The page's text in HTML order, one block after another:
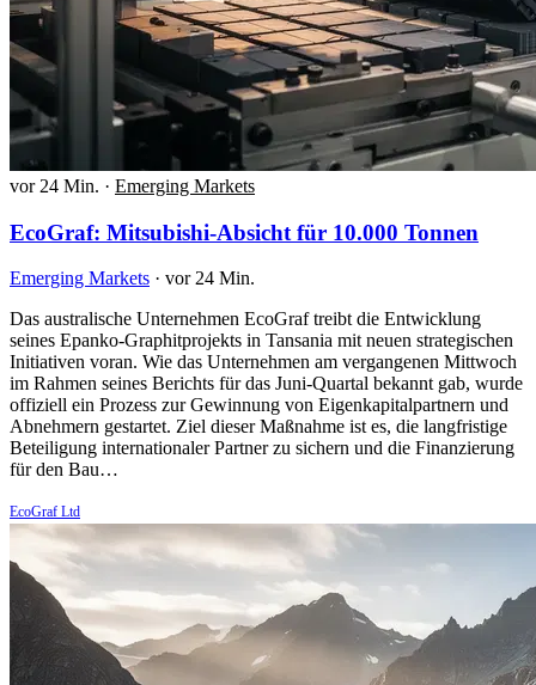
vor 24 Min. · Emerging Markets
EcoGraf: Mitsubishi-Absicht für 10.000 Tonnen
Emerging Markets · vor 24 Min.
Das australische Unternehmen EcoGraf treibt die Entwicklung
seines Epanko-Graphitprojekts in Tansania mit neuen strategischen
Initiativen voran. Wie das Unternehmen am vergangenen Mittwoch
im Rahmen seines Berichts für das Juni-Quartal bekannt gab, wurde
offiziell ein Prozess zur Gewinnung von Eigenkapitalpartnern und
Abnehmern gestartet. Ziel dieser Maßnahme ist es, die langfristige
Beteiligung internationaler Partner zu sichern und die Finanzierung
für den Bau…
EcoGraf Ltd